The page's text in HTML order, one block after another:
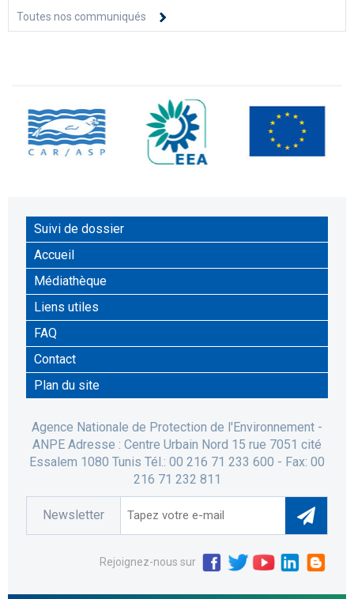
Toutes nos communiqués
Suivi de dossier
Accueil
Médiathèque
Liens utiles
FAQ
Contact
Plan du site
Agence Nationale de Protection de l'Environnement -
ANPE Adresse : Centre Urbain Nord 15 rue 7051 cité
Essalem 1080 Tunis Tél.: 00 216 71 233 600 - Fax: 00
216 71 232 811
Newsletter
Rejoignez-nous sur